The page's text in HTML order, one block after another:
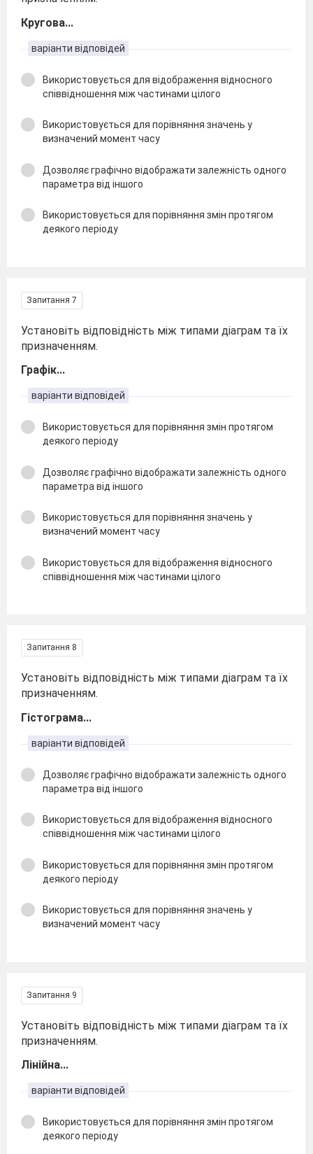
Кругова...
варіанти відповідей
Використовується для відображення відносного
співвідношення між частинами цілого
Використовується для порівняння значень у
визначений момент часу
Дозволяє графічно відображати залежність одного
параметра від іншого
Використовується для порівняння змін протягом
деякого періоду
Запитання 7
Установіть відповідність між типами діаграм та їх
призначенням.
Графік...
варіанти відповідей
Використовується для порівняння змін протягом
деякого періоду
Дозволяє графічно відображати залежність одного
параметра від іншого
Використовується для порівняння значень у
визначений момент часу
Використовується для відображення відносного
співвідношення між частинами цілого
Запитання 8
Установіть відповідність між типами діаграм та їх
призначенням.
Гістограма...
варіанти відповідей
Дозволяє графічно відображати залежність одного
параметра від іншого
Використовується для відображення відносного
співвідношення між частинами цілого
Використовується для порівняння змін протягом
деякого періоду
Використовується для порівняння значень у
визначений момент часу
Запитання 9
Установіть відповідність між типами діаграм та їх
призначенням.
Лінійна...
варіанти відповідей
Використовується для порівняння змін протягом
деякого періоду